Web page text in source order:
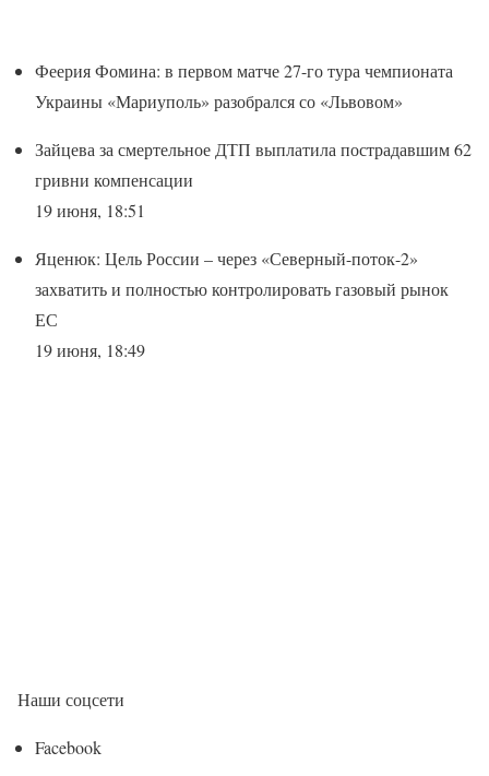
Феерия Фомина: в первом матче 27-го тура чемпионата
Украины «Мариуполь» разобрался со «Львовом»
Зайцева за смертельное ДТП выплатила пострадавшим 62
гривни компенсации
19 июня, 18:51
Яценюк: Цель России – через «Северный-поток-2»
захватить и полностью контролировать газовый рынок
ЕС
19 июня, 18:49
Наши соцсети
Facebook